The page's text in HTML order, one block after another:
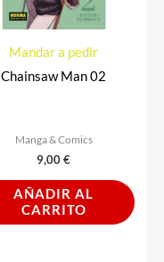
Mandar a pedir
Chainsaw Man 02
Manga & Comics
9,00€
AÑADIR AL
CARRITO